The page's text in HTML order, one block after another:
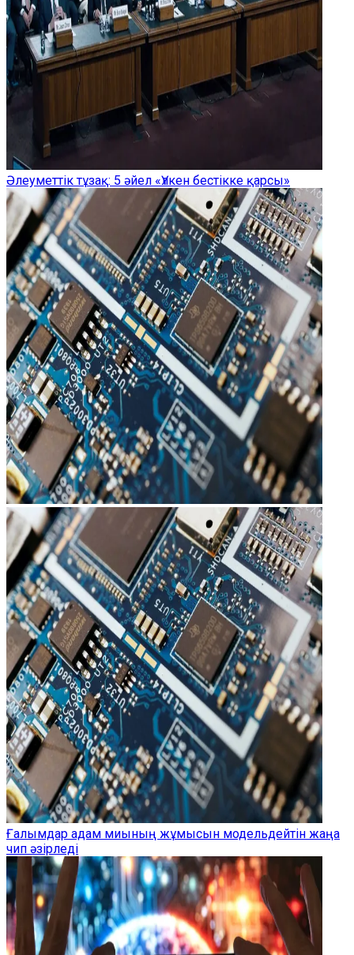
Әлеуметтік тұзақ: 5 әйел «Үлкен бестікке қарсы»
Ғалымдар адам миының жұмысын модельдейтін жаңа
чип әзірледі